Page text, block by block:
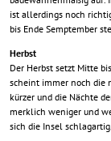
ist allerdings noch
bis Ende Semptember
Herbst
Der Herbst setzt Mitte
scheint immer noch die
kürzer und die Nächte
merklich weniger und
sich die Insel schlagartig.